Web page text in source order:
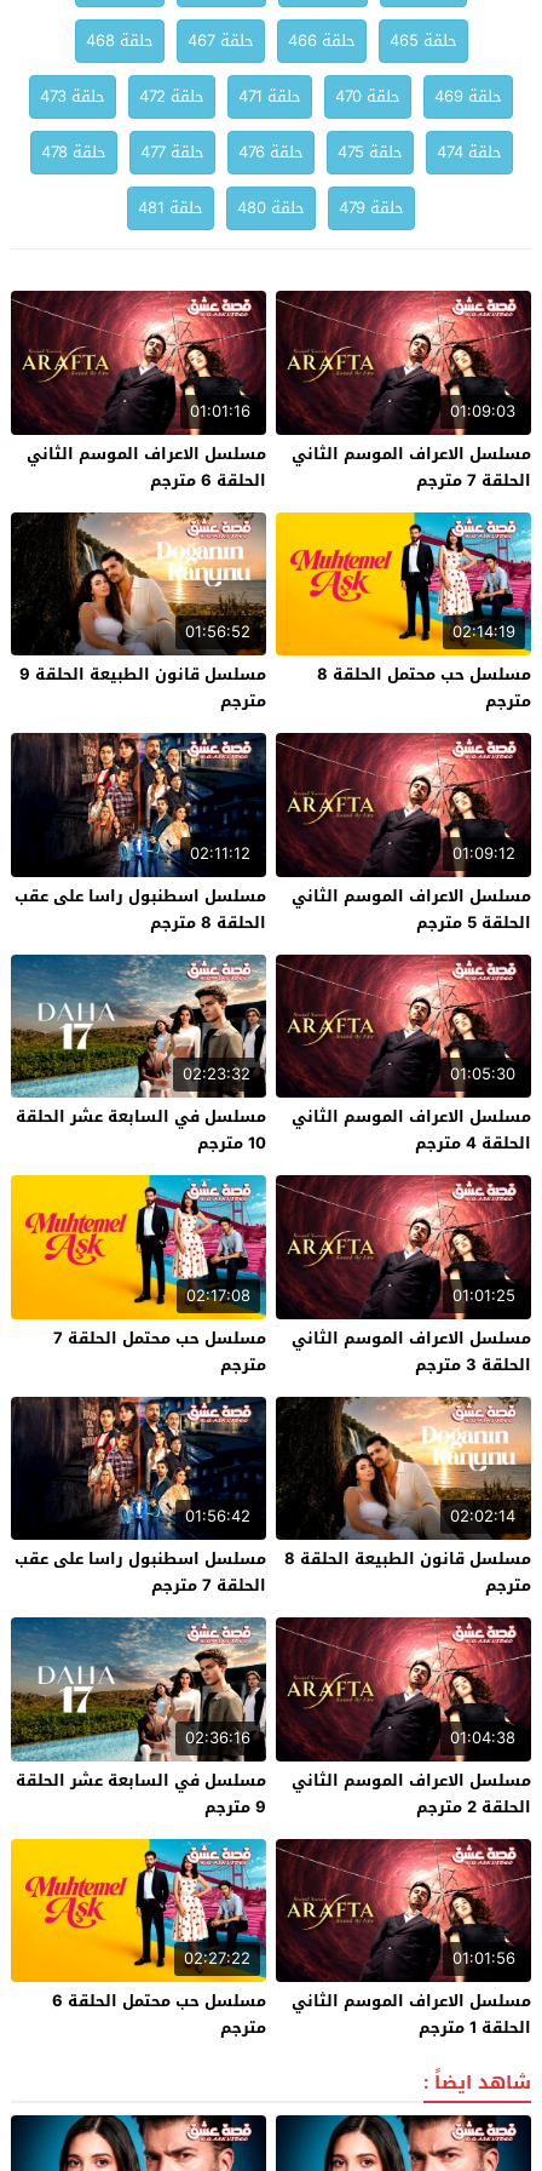
حلقة 465
حلقة 466 حلقة 467
حلقة 468
حلقة 469
حلقة 470 حلقة 471 حلقة 472
حلقة 473
حلقة 474
حلقة 475 حلقة 476 حلقة 477
حلقة 478
حلقة 479
حلقة 480 حلقة 481
01:09:03
مسلسل الاعراف الموسم الثاني
الحلقة 7 مترجم
01:01:16
مسلسل الاعراف الموسم الثاني
الحلقة 6 مترجم
02:14:19
مسلسل حب محتمل الحلقة 8
مترجم
01:56:52
مسلسل قانون الطبيعة الحلقة 9
مترجم
01:09:12
مسلسل الاعراف الموسم الثاني
الحلقة 5 مترجم
02:11:12
مسلسل اسطنبول راسا على عقب
الحلقة 8 مترجم
01:05:30
مسلسل الاعراف الموسم الثاني
الحلقة 4 مترجم
02:23:32
مسلسل في السابعة عشر الحلقة
10 مترجم
01:01:25
مسلسل الاعراف الموسم الثاني
الحلقة 3 مترجم
02:17:08
مسلسل حب محتمل الحلقة 7
مترجم
02:02:14
مسلسل قانون الطبيعة الحلقة 8
مترجم
01:56:42
مسلسل اسطنبول راسا على عقب
الحلقة 7 مترجم
01:04:38
مسلسل الاعراف الموسم الثاني
الحلقة 2 مترجم
02:36:16
مسلسل في السابعة عشر الحلقة
9 مترجم
01:01:56
مسلسل الاعراف الموسم الثاني
الحلقة 1 مترجم
02:27:22
مسلسل حب محتمل الحلقة 6
مترجم
شاهد ايضاً :